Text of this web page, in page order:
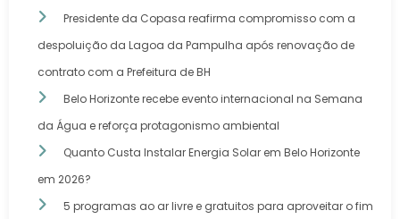
Presidente da Copasa reafirma compromisso com a
despoluição da Lagoa da Pampulha após renovação de
contrato com a Prefeitura de BH
Belo Horizonte recebe evento internacional na Semana
da Água e reforça protagonismo ambiental
Quanto Custa Instalar Energia Solar em Belo Horizonte
em 2026?
5 programas ao ar livre e gratuitos para aproveitar o fim